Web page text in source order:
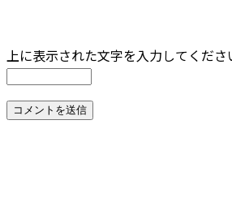
上に表示された文字を入力してくださ